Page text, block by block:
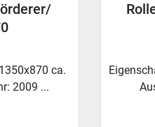
Sehr stabile
...